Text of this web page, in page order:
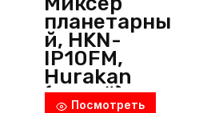
планетарны
й, HKN-
IP10FM,
Hurakan
(Китай)
Посмотреть